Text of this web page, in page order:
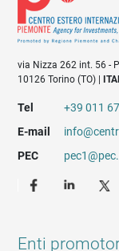
via Nizza 262 int. 56 -
10126 Torino (TO) |
Tel
+39 011
E-mail
PEC
Enti